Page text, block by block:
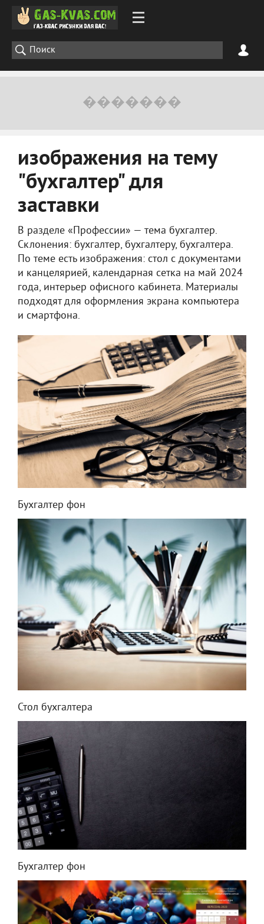
изображения на тему
"бухгалтер" для
заставки
В разделе «Профессии» — тема бухгалтер.
Склонения: бухгалтер, бухгалтеру, бухгалтера.
По теме есть изображения: стол с документами
и канцелярией, календарная сетка на май 2024
года, интерьер офисного кабинета. Материалы
подходят для оформления экрана компьютера
и смартфона.
Бухгалтер фон
Стол бухгалтера
Бухгалтер фон